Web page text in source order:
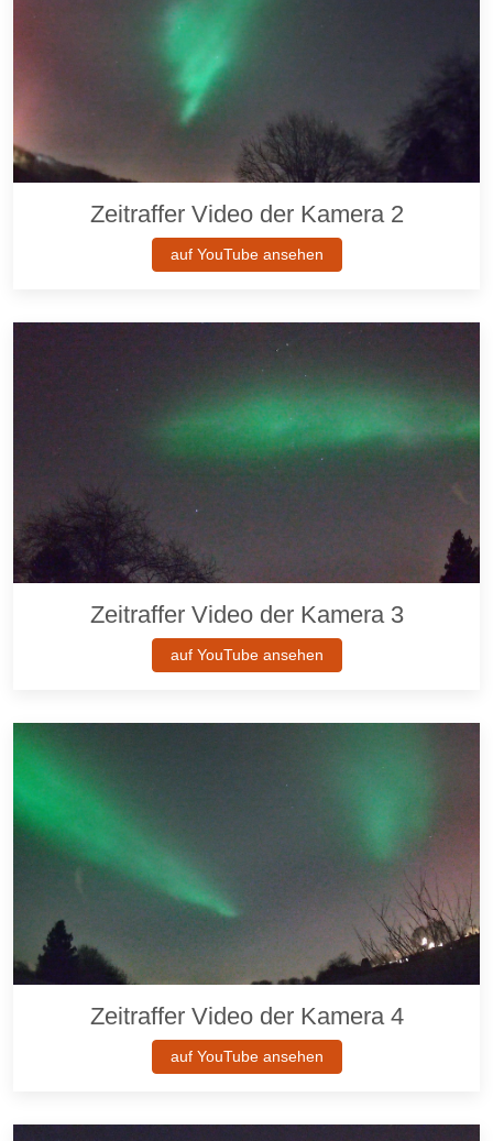
Zeitraffer Video der Kamera 2
auf YouTube ansehen
Zeitraffer Video der Kamera 3
auf YouTube ansehen
Zeitraffer Video der Kamera 4
auf YouTube ansehen